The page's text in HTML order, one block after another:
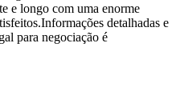
e longo com uma enorme
detalhadas e
para negociação é